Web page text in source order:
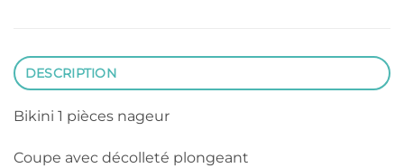
DESCRIPTION
Bikini 1 pièces nageur
Coupe avec décolleté plongeant